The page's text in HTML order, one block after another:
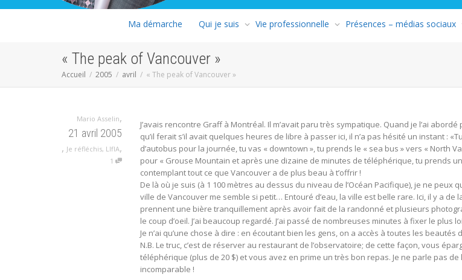
Ma démarche Qui je suis Vie professionnelle Présences – médias sociaux
« The peak of Vancouver »
Accueil 2005 avril « The peak of Vancouver »
Mario Asselin,
21 avril 2005
, Je réfléchis, LIfIA,
1
J’avais rencontre Graff à Montréal. Il m’avait paru très sympatique. Quand je l’ai
qu’il ferait s’il avait quelques heures de libre à passer ici, il n’a pas hésité un instant :
d’autobus pour la journée, tu vas « downtown », tu prends le « sea bus » vers « North
pour « Grouse Mountain et après une dizaine de minutes de téléphérique, tu prends
contemplant tout ce que Vancouver a de plus beau à t’offrir !
De là où je suis (à 1 100 mètres au dessus du niveau de l’Océan Pacifique), je ne peux
ville de Vancouver me semble si petit… Entouré d’eau, la ville est belle rare. Ici, il y a de
prennent une bière tranquillement après avoir fait de la randonné et plusieurs
le coup d’oeil. J’ai beaucoup regardé. J’ai passé de nombreuses minutes à fixer le plus
Je n’ai qu’une chose à dire : en écoutant bien les gens, on a accès à toutes les beautés
N.B. Le truc, c’est de réserver au restaurant de l’observatoire; de cette façon, vous
téléphérique (plus de 20 $) et vous avez en prime un très bon repas. Je ne parle pas de
incomparable !